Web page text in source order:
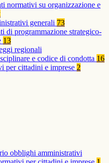
normativi su organizzazione e
generali 73
di programmazione strategico-
13
regionali
e codice di condotta 16
per cittadini e imprese 2
obblighi amministrativi